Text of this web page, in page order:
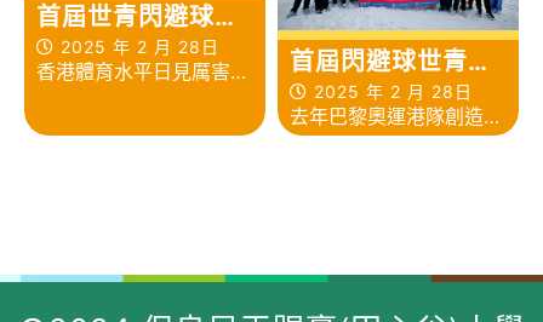
首屆世青閃避球公
開賽 港隊揚威包攬
三冠
2025 年 2 月 28日
香港體育水平日見厲害，
一，恭喜恭喜。港隊日前
奪冠，即是於首屆世青賽
首屆閃避球世青賽
港青代表隊成三冠
王
2025 年 2 月 28日
去年巴黎奧運港隊創造歷